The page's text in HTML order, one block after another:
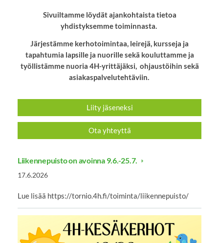
Sivuiltamme löydät ajankohtaista tietoa
yhdistyksemme toiminnasta.
Järjestämme kerhotoimintaa, leirejä, kursseja ja
tapahtumia lapsille ja nuorille sekä kouluttamme ja
työllistämme nuoria 4H-yrittäjäksi, ohjaustöihin sekä
asiakaspalvelutehtäviin.
Liity jäseneksi
Ota yhteyttä
Liikennepuisto on avoinna 9.6.-25.7.
17.6.2026
Lue lisää https://tornio.4h.fi/toiminta/liikennepuisto/